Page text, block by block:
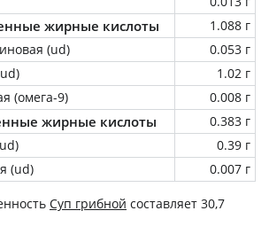
жирные кислоты
1.088 г
(ud)
0.053 г
1.02 г
(омега-9)
0.008 г
жирные кислоты
0.383 г
0.39 г
(ud)
0.007 г
Суп грибной составляет 30,7